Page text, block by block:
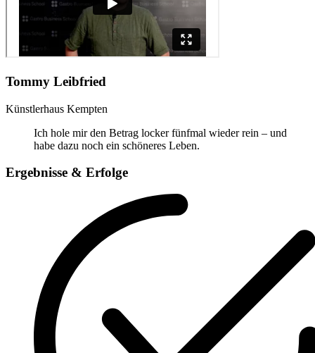
Tommy Leibfried
Künstlerhaus Kempten
Ich hole mir den Betrag locker fünfmal wieder rein – und
habe dazu noch ein schöneres Leben.
Ergebnisse & Erfolge